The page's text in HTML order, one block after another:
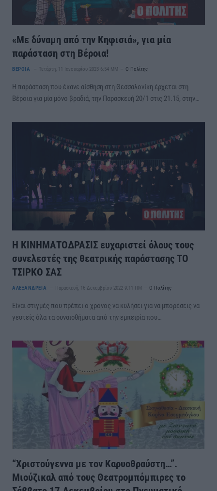
«Με δύναμη από την Κηφισιά», για μία
παράσταση στη Βέροια!
ΒΕΡΟΙΑ Τετάρτη, 11 Ιανουαρίου 2023 6:54 ΜΜ Ο Πολίτης
Η παράσταση που έκανε αίσθηση στη Θεσσαλονίκη έρχεται στη
Βέροια για μία μόνο βραδιά, την Παρασκευή 20/1 στις 21.15, στην…
Η ΚΙΝΗΜΑΤΟΔΡΑΣΙΣ ευχαριστεί όλους τους
συνελεστές της θεατρικής παράστασης ΤΟ
ΤΣΙΡΚΟ ΣΑΣ
ΑΛΕΞΑΝΔΡΕΙΑ Παρασκευή, 16 Δεκεμβρίου 2022 9:11 ΠΜ Ο Πολίτης
Είναι στιγμές που πρέπει ο χρονος να κυλήσει για να μπορέσεις να
γευτείς όλα τα συναισθήματα από την εμπειρία που…
“Χριστούγεννα με τον Καρυοθραύστη…”.
Μιούζικαλ από τους Θεατρομπόμπιρες το